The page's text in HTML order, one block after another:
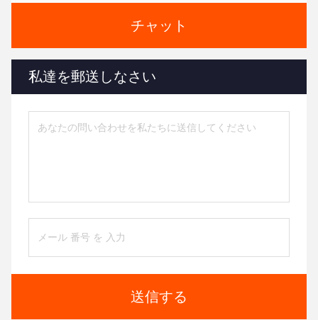
チャット
私達を郵送しなさい
送信する